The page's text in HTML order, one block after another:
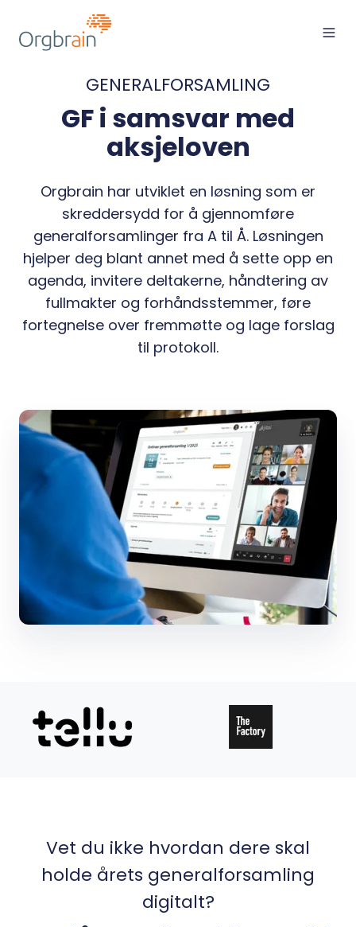
GENERALFORSAMLING
GF i samsvar med
aksjeloven
Orgbrain har utviklet en løsning som er
skreddersydd for å gjennomføre
generalforsamlinger fra A til Å. Løsningen
hjelper deg blant annet med å sette opp en
agenda, invitere deltakerne, håndtering av
fullmakter og forhåndsstemmer, føre
fortegnelse over fremmøtte og lage forslag
til protokoll.
Vet du ikke hvordan dere skal
holde årets generalforsamling
digitalt?